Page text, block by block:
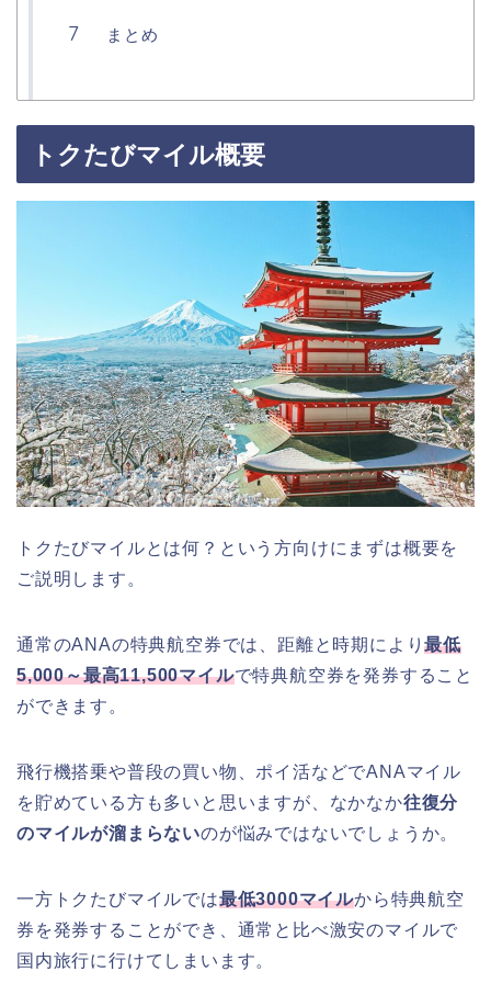
まとめ
トクたびマイル概要
トクたびマイルとは何？という方向けにまずは概要を
ご説明します。
通常のANAの特典航空券では、距離と時期により最低
5,000～最高11,500マイルで特典航空券を発券すること
ができます。
飛行機搭乗や普段の買い物、ポイ活などでANAマイル
を貯めている方も多いと思いますが、なかなか往復分
のマイルが溜まらないのが悩みではないでしょうか。
一方トクたびマイルでは最低3000マイルから特典航空
券を発券することができ、通常と比べ激安のマイルで
国内旅行に行けてしまいます。